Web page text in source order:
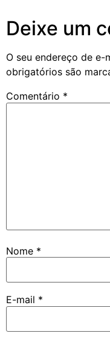
Deixe um
O seu endereço de e-
obrigatórios são
Comentário *
Nome *
E-mail *